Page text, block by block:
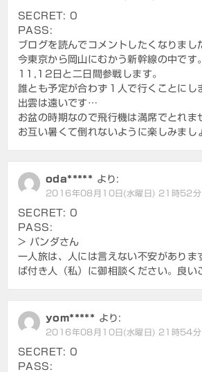
ョ
ン
SECRET: 0
PASS:
ブログを読んでコメントしたくなりまし
今東京から岡山にむかう新幹線の中です。
11,12日と二日間参戦します。
誰とも予定が合わず１人で行くことにし
出雲は遠いです…
お盆の時期なので飛行機は満席でとれま
お互い暑くて倒れないように楽しみまし
oda***** より:
2016年08月10日(水曜日) 21時52分
SECRET: 0
PASS:
> パンダさん
一人旅は、人には言えない不安がありま
ば付き人（私）に御相談ください。良い
yom***** より:
2016年08月10日(水曜日) 21時54分
SECRET: 0
PASS: